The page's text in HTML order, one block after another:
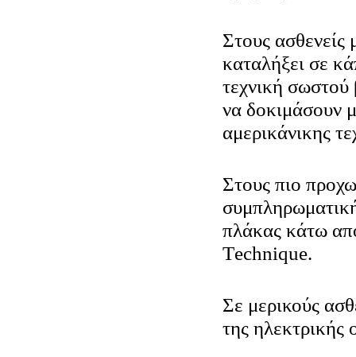
Στους ασθενείς
καταλήξει σε
τεχνική σωστού
να δοκιμάσουν
αμερικάνικης
Στους πιο
πλάκας κάτω
Τechnique.
Σε μερικούς
της ηλεκτρικής